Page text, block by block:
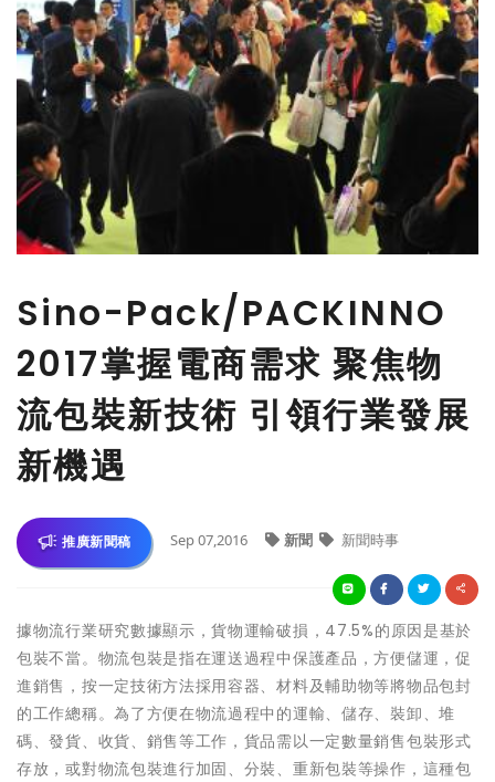
Sino-Pack/PACKINNO
2017掌握電商需求 聚焦物
流包裝新技術 引領行業發展
新機遇
推廣新聞稿 Sep 07,2016 新聞 新聞時事
據物流行業研究數據顯示，貨物運輸破損，47.5%的原因是基於
包裝不當。物流包裝是指在運送過程中保護產品，方便儲運，促
進銷售，按一定技術方法採用容器、材料及輔助物等將物品包封
的工作總稱。為了方便在物流過程中的運輸、儲存、裝卸、堆
碼、發貨、收貨、銷售等工作，貨品需以一定數量銷售包裝形式
存放，或對物流包裝進行加固、分裝、重新包裝等操作，這種包